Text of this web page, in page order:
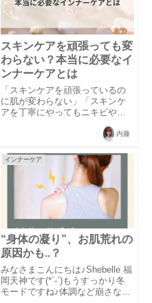
スキンケアを頑張っても変
わらない？本当に必要なイ
ンナーケアとは
「スキンケアを頑張っているの
に肌が変わらない」「スキンケ
アを丁寧にやってもニキビや肌
感じていませんか？スキンケア
み、鏡とにらめっこをするのは
疲れてしまいますよね。もしか
したら、その肌荒れ...
内藤
インナーケア
“身体の凝り”、お肌荒れの
原因かも..？
みなさまこんにちは♪Shebelle 福
岡天神です(*´-`)もうすっかり冬
モードですね♪体調など崩さない